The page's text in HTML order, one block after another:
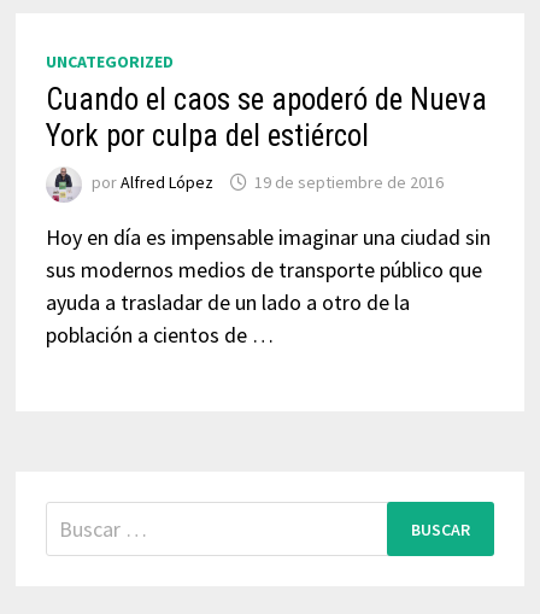
UNCATEGORIZED
Cuando el caos se apoderó de Nueva
York por culpa del estiércol
porAlfred López 19 de septiembre de 2016
Hoy en día es impensable imaginar una ciudad sin
sus modernos medios de transporte público que
ayuda a trasladar de un lado a otro de la
población a cientos de …
Buscar: